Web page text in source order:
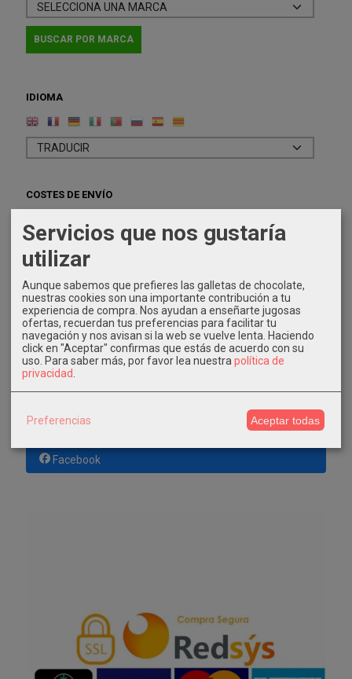
IDIOMA
COSTES DE ENVÍO
GRATIS *
Consultar Destinos
TU CARRITO (0)
El carrito de la compra está vacío
REDES SOCIALES
Instagram
Facebook
Servicios que nos gustaría
utilizar
Aunque sabemos que prefieres las galletas de chocolate,
nuestras cookies son una importante contribución a tu
experiencia de compra. Nos ayudan a enseñarte jugosas
ofertas, recuerdan tus preferencias para facilitar tu
navegación y nos avisan si la web se vuelve lenta. Haciendo
click en "Aceptar" confirmas que estás de acuerdo con su
uso. Para saber más, por favor lea nuestra política de
privacidad
Preferencias Aceptar todas